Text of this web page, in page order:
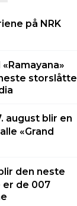
på NRK
storslåtte
august blir en
«Grand
den neste
er de 007